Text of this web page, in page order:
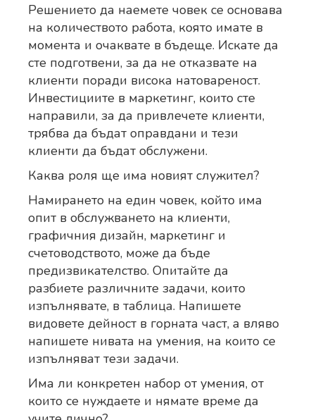
Решението да наемете човек се основава
на количеството работа, която имате в
момента и очаквате в бъдеще. Искате да
сте подготвени, за да не отказвате на
клиенти поради висока натовареност.
Инвестициите в маркетинг, които сте
направили, за да привлечете клиенти,
трябва да бъдат оправдани и тези
клиенти да бъдат обслужени.
Каква роля ще има новият служител?
Намирането на един човек, който има
опит в обслужването на клиенти,
графичния дизайн, маркетинг и
счетоводството, може да бъде
предизвикателство. Опитайте да
разбиете различните задачи, които
изпълнявате, в таблица. Напишете
видовете дейност в горната част, а вляво
напишете нивата на умения, на които се
изпълняват тези задачи.
Има ли конкретен набор от умения, от
които се нуждаете и нямате време да